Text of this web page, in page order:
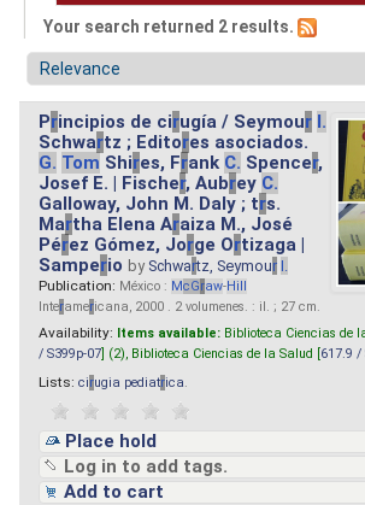
Your search returned 2 results.
Principios de cirugía / Seymour I.
Schwartz ; Editores asociados.
G. Tom Shires, Frank C. Spencer,
Josef E. | Fischer, Aubrey C.
Galloway, John M. Daly ; trs.
Martha Elena Araiza M., José
Pérez Gómez, Jorge Ortizaga |
Samperio by Schwartz, Seymour I.
Publication: México : McGraw-Hill
Interamericana, 2000 . 2 volumenes. : il. ; 27 cm.
Availability: Items available: Biblioteca Ciencias de
/ S399p-07 ] (2), Biblioteca Ciencias de la Salud [ 617.9 /
Lists: cirugia pediatrica
Place hold
Log in to add tags.
Add to cart